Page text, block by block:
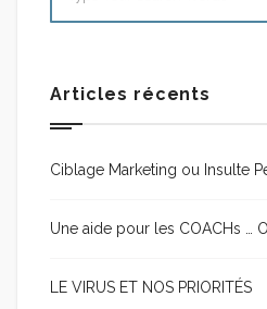
Articles récents
Ciblage Marketing ou Insulte
Une aide pour les COACHs …
LE VIRUS ET NOS PRIORITÉS